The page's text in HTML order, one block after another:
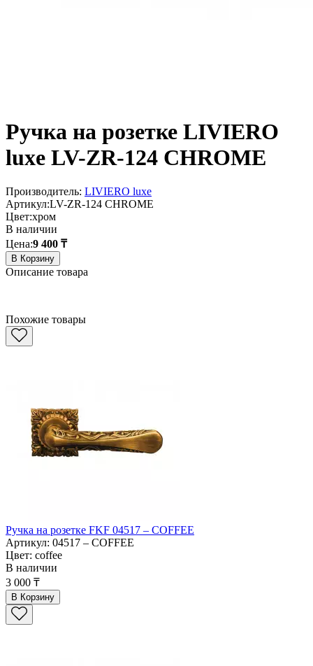
Ручка на розетке LIVIERO
luxe LV-ZR-124 CHROME
Производитель: LIVIERO luxe
Артикул:LV-ZR-124 CHROME
Цвет:хром
В наличии
Цена:9 400 ₸
В Корзину
Описание товара
Похожие товары
Ручка на розетке FKF 04517 – COFFEE
Артикул: 04517 – COFFEE
Цвет: coffee
В наличии
3 000 ₸
В Корзину